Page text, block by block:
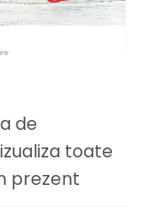
de
toate
prezent